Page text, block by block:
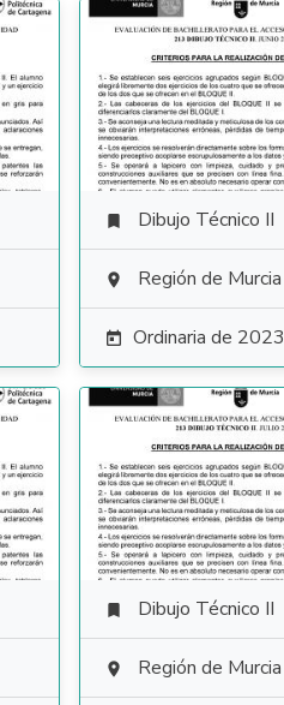
 Dibujo Técnico II
 Región de Murcia
 Ordinaria de 2023
 Dibujo Técnico II
 Región de Murcia